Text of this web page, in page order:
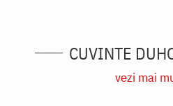
CUVINTE
vezi mai